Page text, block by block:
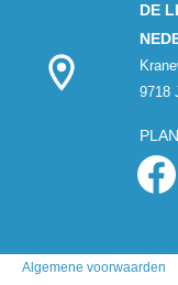
DE
9718
Algemene voorwaarden